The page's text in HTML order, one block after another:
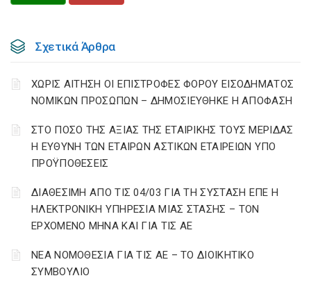
Σχετικά Άρθρα
ΧΩΡΙΣ ΑΙΤΗΣΗ ΟΙ ΕΠΙΣΤΡΟΦΕΣ ΦΟΡΟΥ ΕΙΣΟΔΗΜΑΤΟΣ
ΝΟΜΙΚΩΝ ΠΡΟΣΩΠΩΝ – ΔΗΜΟΣΙΕΥΘΗΚΕ Η ΑΠΟΦΑΣΗ
ΣΤΟ ΠΟΣΟ ΤΗΣ ΑΞΙΑΣ ΤΗΣ ΕΤΑΙΡΙΚΗΣ ΤΟΥΣ ΜΕΡΙΔΑΣ
Η ΕΥΘΥΝΗ ΤΩΝ ΕΤΑΙΡΩΝ ΑΣΤΙΚΩΝ ΕΤΑΙΡΕΙΩΝ ΥΠΟ
ΠΡΟΫΠΟΘΕΣΕΙΣ
ΔΙΑΘΕΣΙΜΗ ΑΠΟ ΤΙΣ 04/03 ΓΙΑ ΤΗ ΣΥΣΤΑΣΗ ΕΠΕ Η
ΗΛΕΚΤΡΟΝΙΚΗ ΥΠΗΡΕΣΙΑ ΜΙΑΣ ΣΤΑΣΗΣ – ΤΟΝ
ΕΡΧΟΜΕΝΟ ΜΗΝΑ ΚΑΙ ΓΙΑ ΤΙΣ ΑΕ
ΝΕΑ ΝΟΜΟΘΕΣΙΑ ΓΙΑ ΤΙΣ ΑΕ – ΤΟ ΔΙΟΙΚΗΤΙΚΟ
ΣΥΜΒΟΥΛΙΟ